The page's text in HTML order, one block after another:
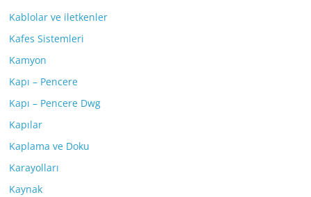
Kablolar ve iletkenler
Kafes Sistemleri
Kamyon
Kapı – Pencere
Kapı – Pencere Dwg
Kapılar
Kaplama ve Doku
Karayolları
Kaynak